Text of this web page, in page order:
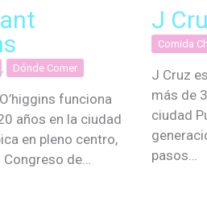
, Dónde Comer
funciona
años en la ciudad
en pleno centro,
Congreso de…
J
Comida
J Cruz
más de
ciudad
pasos…